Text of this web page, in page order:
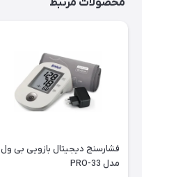
محصولات مرتبط
فشارسنج دیجیتال بازویی بی ول
مدل PRO-33